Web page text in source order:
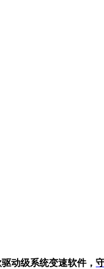
动级系统变速软件，